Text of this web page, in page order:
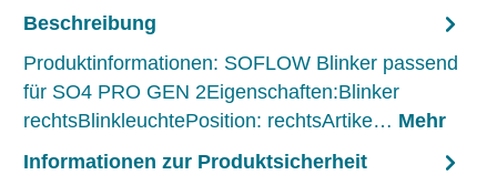
Beschreibung
Produktinformationen: SOFLOW Blinker passend
für SO4 PRO GEN 2Eigenschaften:Blinker
rechtsBlinkleuchtePosition: rechtsArtike… Mehr
Informationen zur Produktsicherheit